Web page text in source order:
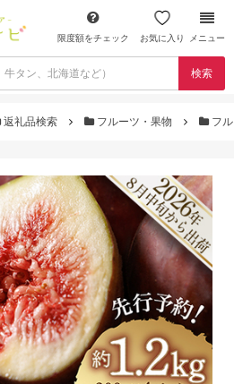
限度額をチェック お気に入り メニュー
検索
返礼品検索 フルーツ・果物 フル